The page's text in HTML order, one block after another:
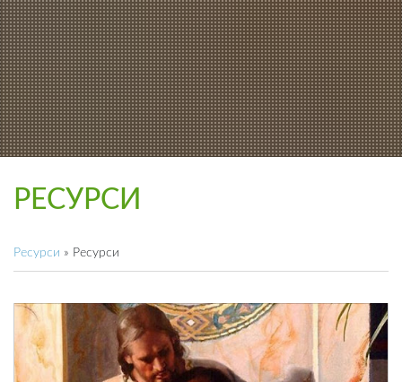
РЕСУРСИ
Ресурси » Ресурси